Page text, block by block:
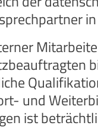
und
ist